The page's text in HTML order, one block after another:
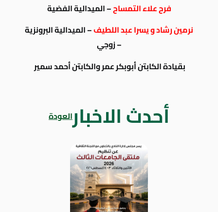
فرح علاء التمساح– الميدالية الفضية
نرمين رشاد و يسرا عبد اللطيف– الميدالية البرونزية
– زوجي
بقيادة الكابتن أبوبكر عمر والكابتن أحمد سمير
أحدث الاخبارالعودة